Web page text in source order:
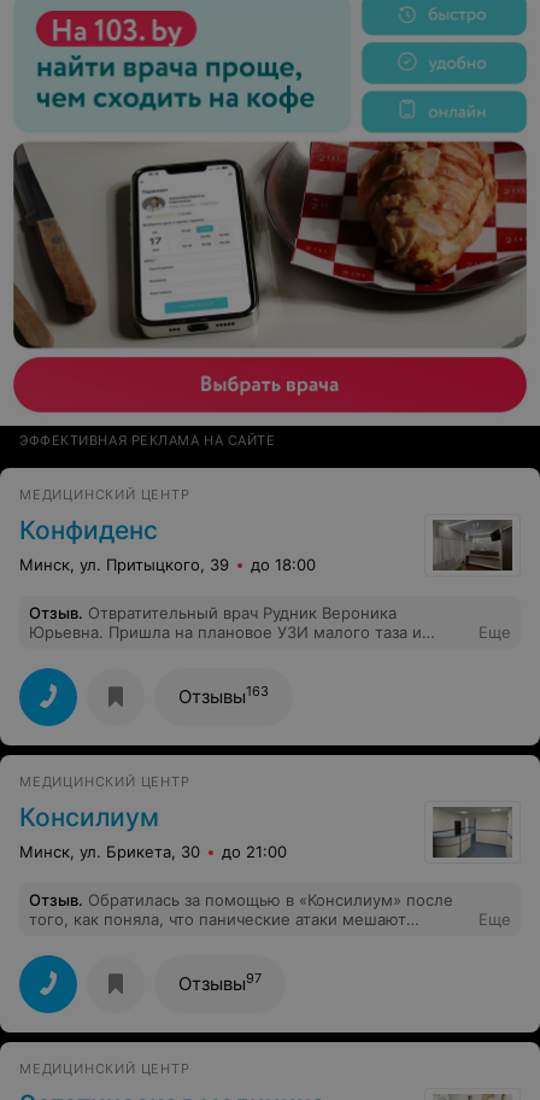
ЭФФЕКТИВНАЯ РЕКЛАМА НА САЙТЕ
МЕДИЦИНСКИЙ ЦЕНТР
Конфиденс
Минск, ул. Притыцкого, 39 до 18:00
Отзыв. Отвратительный врач Рудник Вероника
Юрьевна. Пришла на плановое УЗИ малого таза и
тонах еще никто со мной не разговаривал. Считаю, что
таких людей в медицину пускать нельзя, так как за мои
же собственные деньги меня просто вывели из себя.
Если хотите спокойную нервную систему, то не
рекомендую к посещению данную клинику.
Еще
Отзывы163
МЕДИЦИНСКИЙ ЦЕНТР
Консилиум
Минск, ул. Брикета, 30 до 21:00
Отзыв. Обратилась за помощью в «Консилиум» после
того, как поняла, что панические атаки мешают
сама, но с каждым разом становилось только
сложнее. Спасибо Наталье Александровне, которая
помогла сделать мою жизнь лучше. На консультациях
она помогла найти мне причины, которые вызывают у
меня панические атаки и научила, как справляться с
спасибо!!!
Еще
Отзывы97
МЕДИЦИНСКИЙ ЦЕНТР